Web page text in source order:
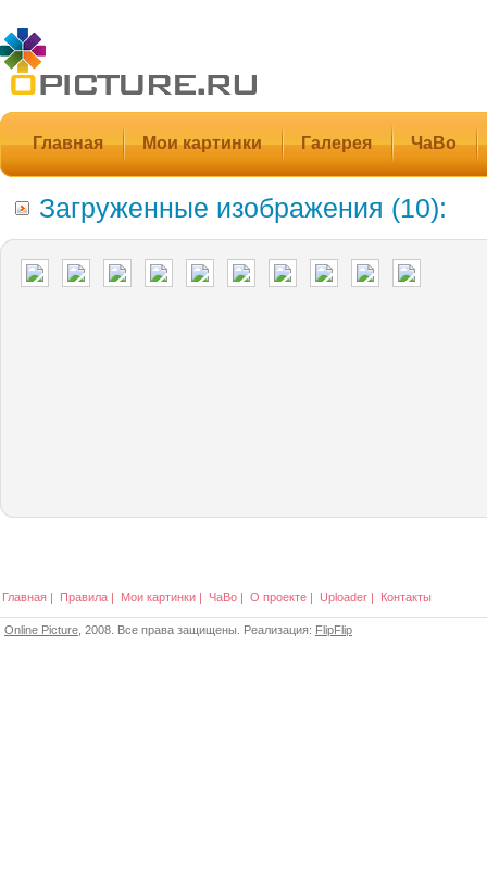
Главная Мои картинки Галерея ЧаВо
Загруженные изображения (10):
Главная | Правила | Мои картинки | ЧаВо | О проекте | Uploader | Контакты
Online Picture , 2008. Все права защищены. Реализация: FlipFlip